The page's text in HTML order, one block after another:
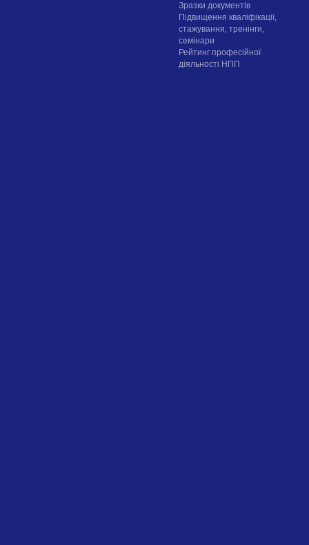
Зразки документів
Підвищення кваліфікації,
стажування, тренінги,
семінари
Рейтинг професійної
діяльності НПП